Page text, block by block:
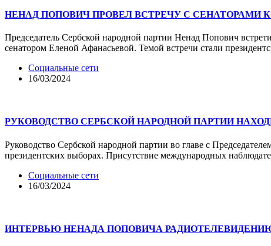
НЕНАД ПОПОВИЧ ПРОВЕЛ ВСТРЕЧУ С
Председатель Сербской народной партии Ненад Попович
сенатором Еленой Афанасьевой. Темой встречи стали
Социальные сети
16/03/2024
РУКОВОДСТВО СЕРБСКОЙ НАРОДНОЙ ПАРТИИ
Руководство Сербской народной партии во главе с
президентских выборах. Присутствие международных
Социальные сети
16/03/2024
ИНТЕРВЬЮ НЕНАДА ПОПОВИЧА